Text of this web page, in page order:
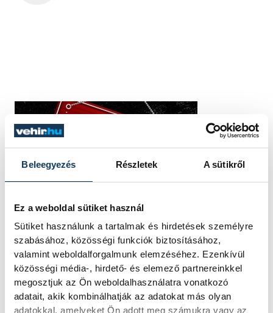
Beleegyezés Részletek A sütikről
Ez a weboldal sütiket használ
Sütiket használunk a tartalmak és hirdetések személyre
szabásához, közösségi funkciók biztosításához,
valamint weboldalforgalmunk elemzéséhez. Ezenkívül
közösségi média-, hirdető- és elemező partnereinkkel
megosztjuk az Ön weboldalhasználatra vonatkozó
adatait, akik kombinálhatják az adatokat más olyan
adatokkal, amelyeket Ön adott meg számukra vagy az